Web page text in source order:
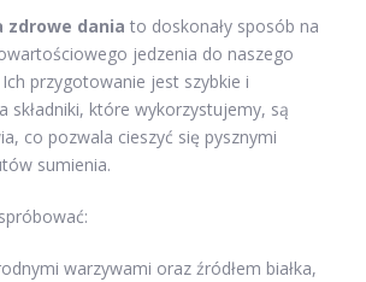
zdrowe dania to doskonały sposób na
jedzenia do naszego
przygotowanie jest szybkie i
składniki, które wykorzystujemy, są
co pozwala cieszyć się pysznymi
sumienia.
warzywami oraz źródłem białka,